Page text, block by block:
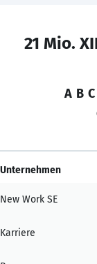
21 Mio.
A B C
Unternehmen
New Work SE
Karriere